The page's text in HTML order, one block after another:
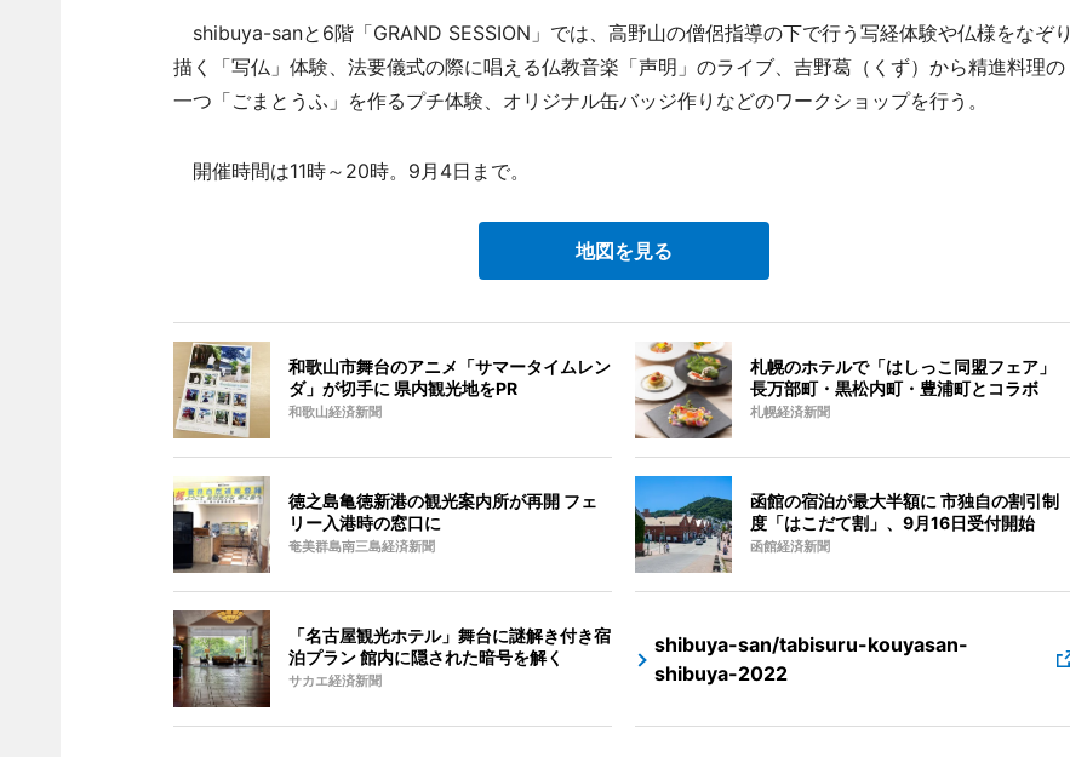
shibuya-sanと6階「GRAND SESSION」では、高野山の僧侶指導の下で行う写経体験や仏様をなぞり
描く「写仏」体験、法要儀式の際に唱える仏教音楽「声明」のライブ、吉野葛（くず）から精進料理の
一つ「ごまとうふ」を作るプチ体験、オリジナル缶バッジ作りなどのワークショップを行う。
開催時間は11時～20時。9月4日まで。
地図を見る
和歌山市舞台のアニメ「サマータイムレン
ダ」が切手に 県内観光地をPR
和歌山経済新聞
札幌のホテルで「はしっこ同盟フェア」
長万部町・黒松内町・豊浦町とコラボ
札幌経済新聞
徳之島亀徳新港の観光案内所が再開 フェ
リー入港時の窓口に
奄美群島南三島経済新聞
函館の宿泊が最大半額に 市独自の割引制
度「はこだて割」、9月16日受付開始
函館経済新聞
「名古屋観光ホテル」舞台に謎解き付き宿
泊プラン 館内に隠された暗号を解く
サカエ経済新聞
shibuya-san/tabisuru-kouyasan-
shibuya-2022